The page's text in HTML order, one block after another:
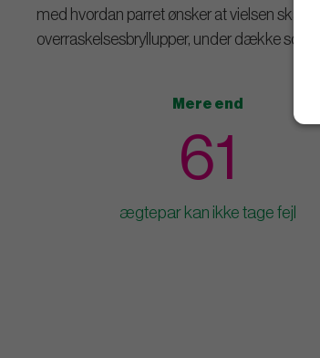
med hvordan parret ønsker at vielsen skal
overraskelsesbryllupper, under dække som
Mere end
ægtepar kan ikke tage fejl
61